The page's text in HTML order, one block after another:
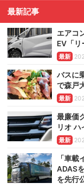
最新記事
エアコ
EV「
最新
バスに
で森戸
最新
最廉価
リオ
最新
「車
ADAS
を先行